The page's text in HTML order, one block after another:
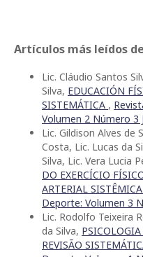
Artículos más leídos
Lic. Cláudio Santos
Silva, EDUCACIÓN
SISTEMÁTICA ,
Volumen 2 Número 3
Lic. Gildison Alves de
Costa, Lic. Lucas da
Silva, Lic. Vera Lucia
DO EXERCÍCIO
ARTERIAL SISTÊMICA
Deporte: Volumen 3
Lic. Rodolfo Teixeira
da Silva,
REVISÃO